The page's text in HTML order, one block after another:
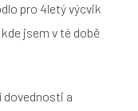
pro 4letý výcvik
jsem v té době
dovednosti a